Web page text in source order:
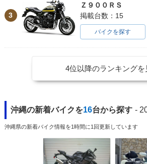
3
Ｚ９００ＲＳ
掲載台数：15
バイクを探す
4位以降のランキングを
沖縄の新着バイクを16台から探す -
沖縄県の新着バイク情報を1時間に1回更新しています